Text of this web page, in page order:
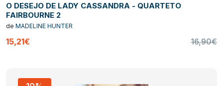
O DESEJO DE LADY CASSANDRA - QUARTETO
FAIRBOURNE 2
de MADELINE HUNTER
15,21€ 16,90€